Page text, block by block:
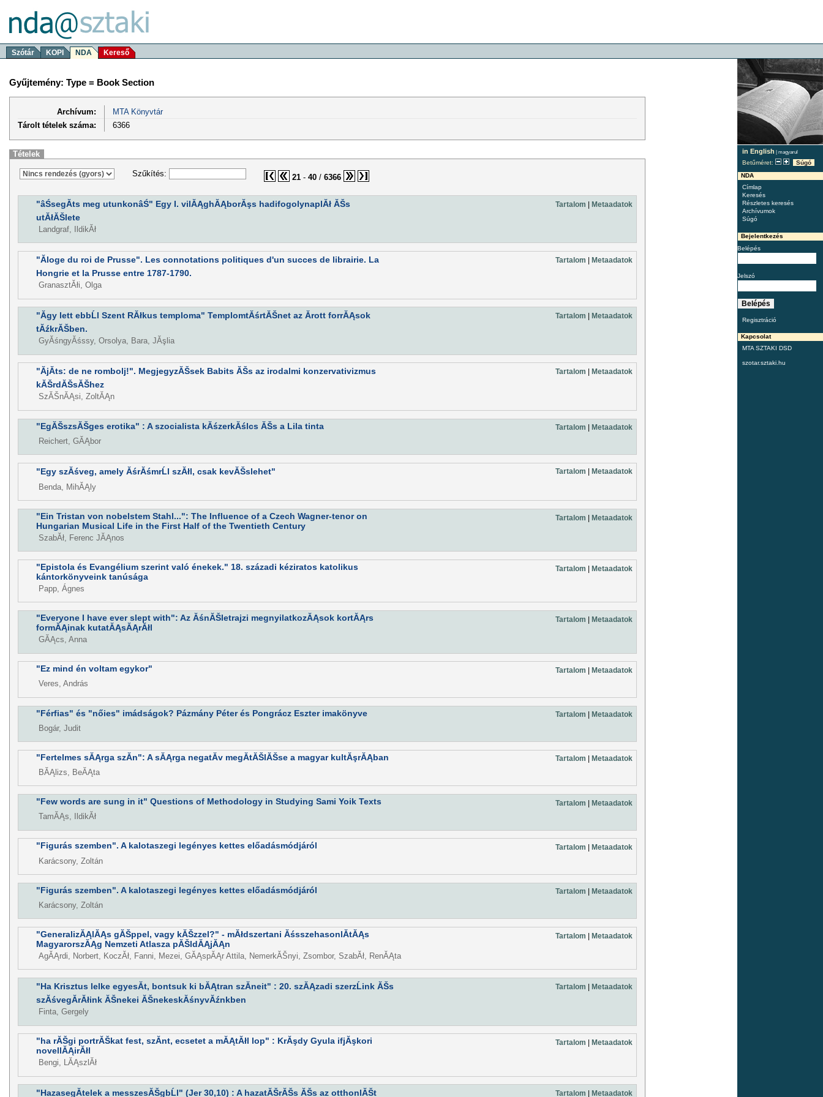
Szótár KOPI NDA Kereső
in English | magyarul
Betűméret:
Súgó
NDA
Címlap
Keresés
Részletes keresés
Archívumok
Súgó
Bejelentkezés
Belépés
Jelszó
Regisztráció
Kapcsolat
MTA SZTAKI DSD
szotar.sztaki.hu
Gyűjtemény: Type = Book Section
Archívum:
MTA Könyvtár
Tárolt tételek száma:
6366
Tételek
Szűkítés: 21- 40/ 6366
"âŚsegĂ­ts meg utunkonâŚ" Egy I. vilĂĄghĂĄborĂşs hadifogolynaplĂł ĂŠs
utĂłĂŠlete
Tartalom | Metaadatok
Landgraf, IldikĂł
"Ăloge du roi de Prusse". Les connotations politiques d'un succes de librairie. La
Hongrie et la Prusse entre 1787-1790.
Tartalom | Metaadatok
GranasztĂłi, Olga
"Ăgy lett ebbĹl Szent RĂłkus temploma" TemplomtĂśrtĂŠnet az Ă­rott forrĂĄsok
tĂźkrĂŠben.
Tartalom Metaadatok
GyĂśngyĂśssy, Orsolya, Bara, JĂşlia
"ĂjĂ­ts: de ne rombolj!". MegjegyzĂŠsek Babits ĂŠs az irodalmi konzervativizmus
kĂŠrdĂŠsĂŠhez
Tartalom Metaadatok
SzĂŠnĂĄsi, ZoltĂĄn
"EgĂŠszsĂŠges erotika" : A szocialista kĂśzerkĂślcs ĂŠs a Lila tinta Tartalom Metaadatok
Reichert, GĂĄbor
"Egy szĂśveg, amely ĂśrĂśmrĹl szĂłl, csak kevĂŠslehet" Tartalom Metaadatok
Benda, MihĂĄly
"Ein Tristan von nobelstem Stahl...": The Influence of a Czech Wagner-tenor on
Hungarian Musical Life in the First Half of the Twentieth Century
Tartalom | Metaadatok
SzabĂł, Ferenc JĂĄnos
"Epistola és Evangélium szerint való énekek." 18. századi kéziratos katolikus
kántorkönyveink tanúsága
Tartalom | Metaadatok
Papp, Ágnes
"Everyone I have ever slept with": Az ĂśnĂŠletrajzi megnyilatkozĂĄsok kortĂĄrs
formĂĄinak kutatĂĄsĂĄrĂłl
Tartalom | Metaadatok
GĂĄcs, Anna
"Ez mind én voltam egykor" Tartalom | Metaadatok
Veres, András
"Férfias" és "nőies" imádságok? Pázmány Péter és Pongrácz Eszter imakönyve Tartalom Metaadatok
Bogár, Judit
"Fertelmes sĂĄrga szĂ­n": A sĂĄrga negatĂ­v megĂ­tĂŠlĂŠse a magyar kultĂşrĂĄban Tartalom Metaadatok
BĂĄlizs, BeĂĄta
"Few words are sung in it" Questions of Methodology in Studying Sami Yoik Texts Tartalom | Metaadatok
TamĂĄs, IldikĂł
"Figurás szemben". A kalotaszegi legényes kettes előadásmódjáról Tartalom Metaadatok
Karácsony, Zoltán
"Figurás szemben". A kalotaszegi legényes kettes előadásmódjáról Tartalom Metaadatok
Karácsony, Zoltán
"GeneralizĂĄlĂĄs gĂŠppel, vagy kĂŠzzel?" - mĂłdszertani ĂśsszehasonlĂ­tĂĄs
MagyarorszĂĄg Nemzeti Atlasza pĂŠldĂĄjĂĄn
Tartalom | Metaadatok
AgĂĄrdi, Norbert, KoczĂł, Fanni, Mezei, GĂĄspĂĄr Attila, NemerkĂŠnyi, Zsombor, SzabĂł, RenĂĄta
"Ha Krisztus lelke egyesĂ­t, bontsuk ki bĂĄtran szĂ­neit" : 20. szĂĄzadi szerzĹink ĂŠs
szĂśvegĂ­rĂłink ĂŠnekei ĂŠnekeskĂśnyvĂźnkben
Tartalom | Metaadatok
Finta, Gergely
"ha rĂŠgi portrĂŠkat fest, szĂ­nt, ecsetet a mĂĄtĂłl lop" : KrĂşdy Gyula ifjĂşkori
novellĂĄirĂłl
Tartalom | Metaadatok
Bengi, LĂĄszlĂł
"HazasegĂ­telek a messzesĂŠgbĹl" (Jer 30,10) : A hazatĂŠrĂŠs ĂŠs az otthonlĂŠt Tartalom Metaadatok